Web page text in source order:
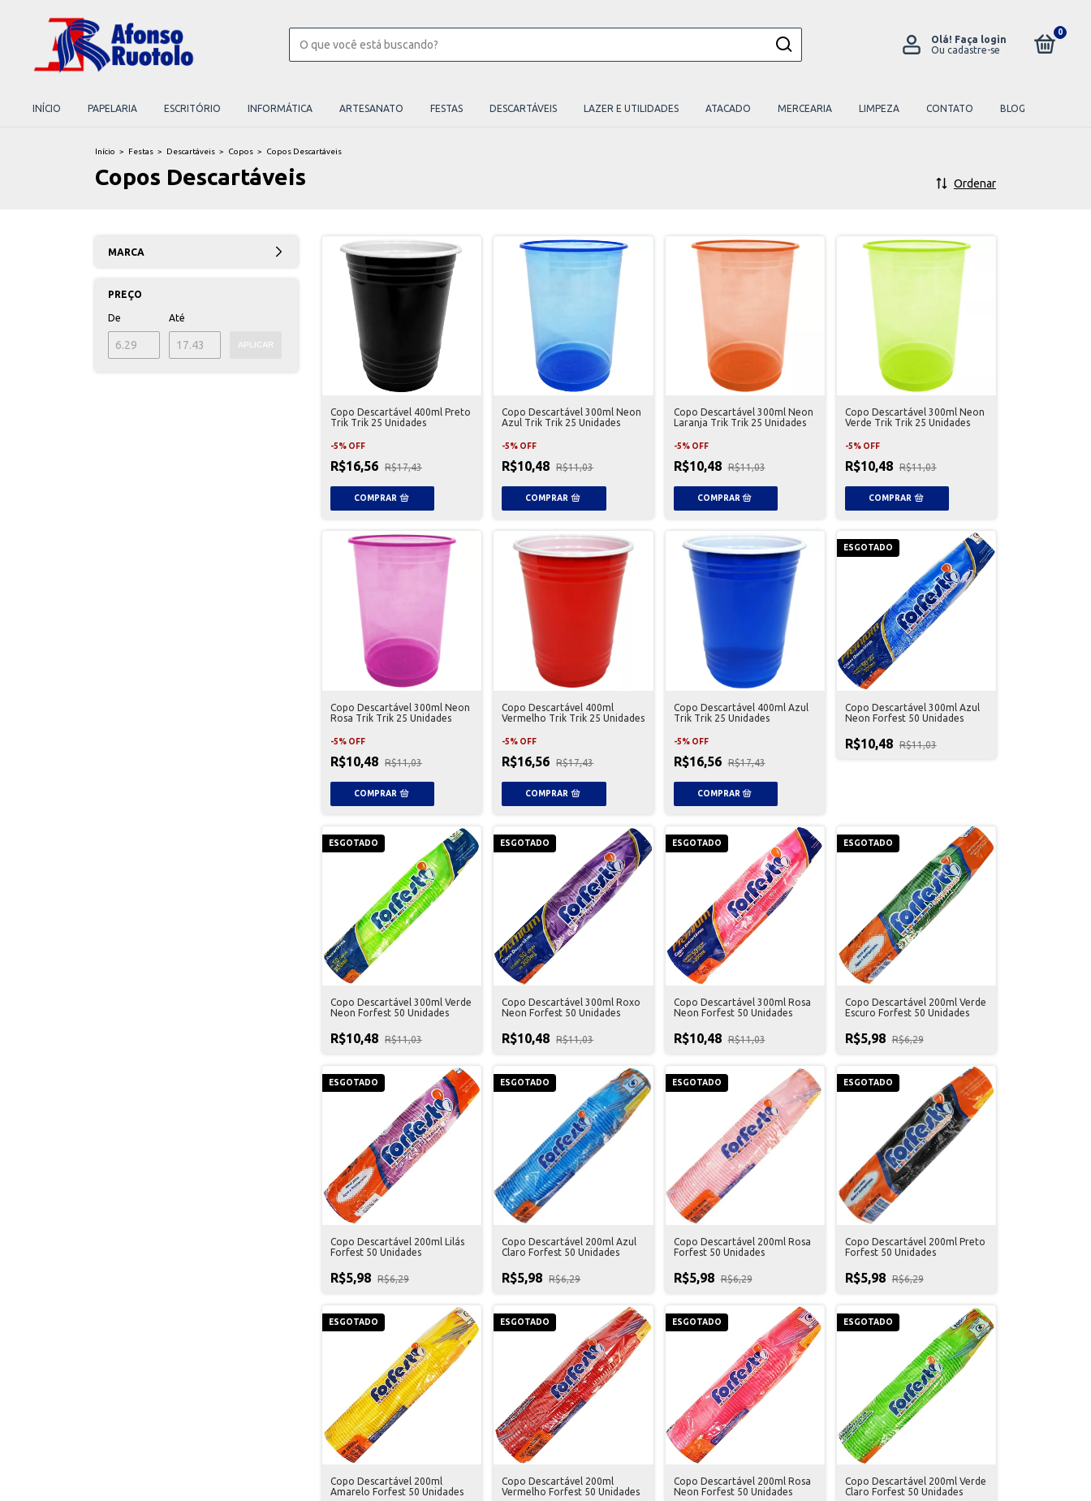
Olá! Faça login
Ou cadastre-se
0
INÍCIO PAPELARIA ESCRITÓRIO INFORMÁTICA ARTESANATO FESTAS DESCARTÁVEIS LAZER E UTILIDADES ATACADO MERCEARIA LIMPEZA CONTATO BLOG
Início > Festas > Descartáveis > Copos > Copos Descartáveis
Copos Descartáveis Ordenar
MARCA
PREÇO
De Até
APLICAR
Copo Descartável 400ml Preto
Trik Trik 25 Unidades
-5% OFF
R$16,56 R$17,43
Copo Descartável 300ml Neon
Azul Trik Trik 25 Unidades
-5% OFF
R$10,48 R$11,03
Copo Descartável 300ml Neon
Laranja Trik Trik 25 Unidades
-5% OFF
R$10,48 R$11,03
Copo Descartável 300ml Neon
Verde Trik Trik 25 Unidades
-5% OFF
R$10,48 R$11,03
Copo Descartável 300ml Neon
Rosa Trik Trik 25 Unidades
-5% OFF
R$10,48 R$11,03
Copo Descartável 400ml
Vermelho Trik Trik 25 Unidades
-5% OFF
R$16,56 R$17,43
Copo Descartável 400ml Azul
Trik Trik 25 Unidades
-5% OFF
R$16,56 R$17,43
ESGOTADO
Copo Descartável 300ml Azul
Neon Forfest 50 Unidades
R$10,48 R$11,03
ESGOTADO
Copo Descartável 300ml Verde
Neon Forfest 50 Unidades
R$10,48 R$11,03
ESGOTADO
Copo Descartável 300ml Roxo
Neon Forfest 50 Unidades
R$10,48 R$11,03
ESGOTADO
Copo Descartável 300ml Rosa
Neon Forfest 50 Unidades
R$10,48 R$11,03
ESGOTADO
Copo Descartável 200ml Verde
Escuro Forfest 50 Unidades
R$5,98 R$6,29
ESGOTADO
Copo Descartável 200ml Lilás
Forfest 50 Unidades
R$5,98 R$6,29
ESGOTADO
Copo Descartável 200ml Azul
Claro Forfest 50 Unidades
R$5,98 R$6,29
ESGOTADO
Copo Descartável 200ml Rosa
Forfest 50 Unidades
R$5,98 R$6,29
ESGOTADO
Copo Descartável 200ml Preto
Forfest 50 Unidades
R$5,98 R$6,29
ESGOTADO
Copo Descartável 200ml
Amarelo Forfest 50 Unidades
ESGOTADO
Copo Descartável 200ml
Vermelho Forfest 50 Unidades
ESGOTADO
Copo Descartável 200ml Rosa
Neon Forfest 50 Unidades
ESGOTADO
Copo Descartável 200ml Verde
Claro Forfest 50 Unidades